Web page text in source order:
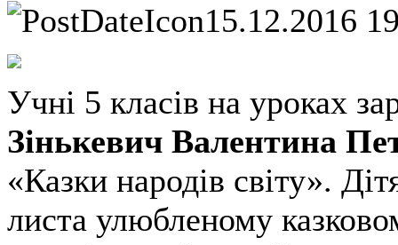
15.12.2016
Учні 5 класів на уроках
Зінькевич Валентина
«Казки народів світу».
листа улюбленому